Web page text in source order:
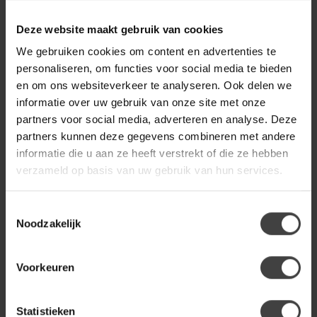
Deze website maakt gebruik van cookies
We gebruiken cookies om content en advertenties te
personaliseren, om functies voor social media te bieden
en om ons websiteverkeer te analyseren. Ook delen we
informatie over uw gebruik van onze site met onze
partners voor social media, adverteren en analyse. Deze
partners kunnen deze gegevens combineren met andere
informatie die u aan ze heeft verstrekt of die ze hebben
verzameld op basis van uw gebruik van hun services.
Noodzakelijk
Voorkeuren
Statistieken
Ashleigh Burwood
Diffuserolie(173) Effusie Lampen(173) Geur(173)
geurbeleving(173) Geurlamp Olie(173)
geurlampolie (173) huisparfum(173)
Katalytische Geurlampen(173) Katalytische Lampen(173)
Of heb je hulp nodig bij de bestelling? Neem gerust contact
op met onze klantenservice
of+31